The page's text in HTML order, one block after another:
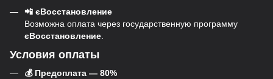
📲 єВосстановление
Возможна оплата через государственную программу
єВосстановление
Условия оплаты
💰 Предоплата — 80%